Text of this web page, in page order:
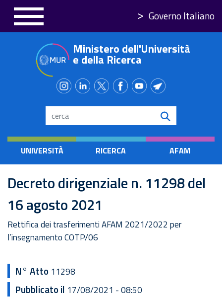
principale
Governo Italiano
Ministero dell'Università
e della Ricerca
Search
UNIVERSITÀ RICERCA AFAM
Decreto dirigenziale n. 11298 del
16 agosto 2021
Rettifica dei trasferimenti AFAM 2021/2022 per
l’insegnamento COTP/06
N° Atto 11298
Pubblicato il 17/08/2021 - 08:50